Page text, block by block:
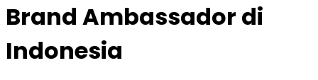
Brand Ambassador di
Indonesia